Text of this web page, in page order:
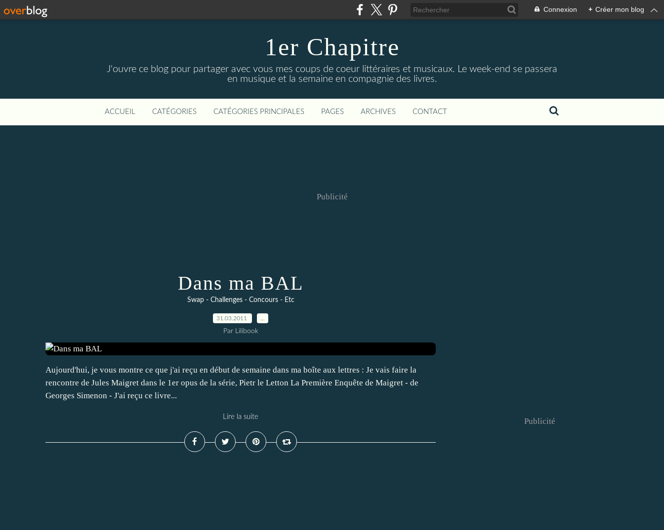
Connexion + Créer mon blog
1er Chapitre
J'ouvre ce blog pour partager avec vous mes coups de coeur littéraires et musicaux. Le week-end se passera
en musique et la semaine en compagnie des livres.
ACCUEIL CATÉGORIES CATÉGORIES PRINCIPALES PAGES ARCHIVES CONTACT
Publicité
Dans ma BAL
Swap - Challenges - Concours - Etc
31.03.2011
Par Lilibook
Aujourd'hui, je vous montre ce que j'ai reçu en début de semaine dans ma boîte aux lettres : Je vais faire la
rencontre de Jules Maigret dans le 1er opus de la série, Pietr le Letton La Première Enquête de Maigret - de
Georges Simenon - J'ai reçu ce livre...
Lire la suite Publicité